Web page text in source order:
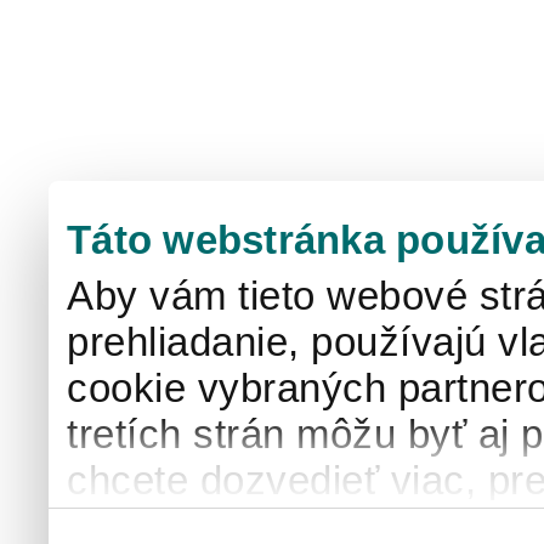
Táto webstránka
Aby vám tieto webové
prehliadanie, používajú
cookie vybraných
tretích strán môžu byť aj
chcete dozvedieť viac,